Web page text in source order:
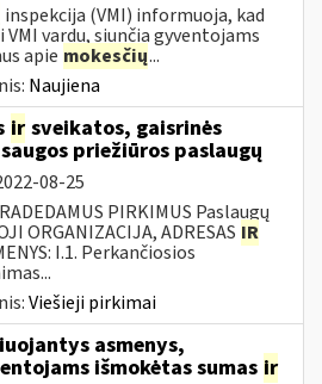
inspekcija (VMI) informuoja, kad
vardu, siunčia gyventojams
apie mokesčių...
Naujiena
ir sveikatos, gaisrinės
priežiūros paslaugų
08-25
PIRKIMUS Paslaugų
ORGANIZACIJA, ADRESAS IR
I.1. Perkančiosios
Viešieji pirkimai
asmenys,
išmokėtas sumas ir